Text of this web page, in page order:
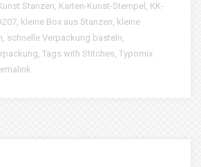
Stanzen, Karten-Kunst-Stempel , KK-
, kleine Box aus Stanzen, kleine
, schnelle Verpackung basteln,
, Tags with Stitches, Typomix